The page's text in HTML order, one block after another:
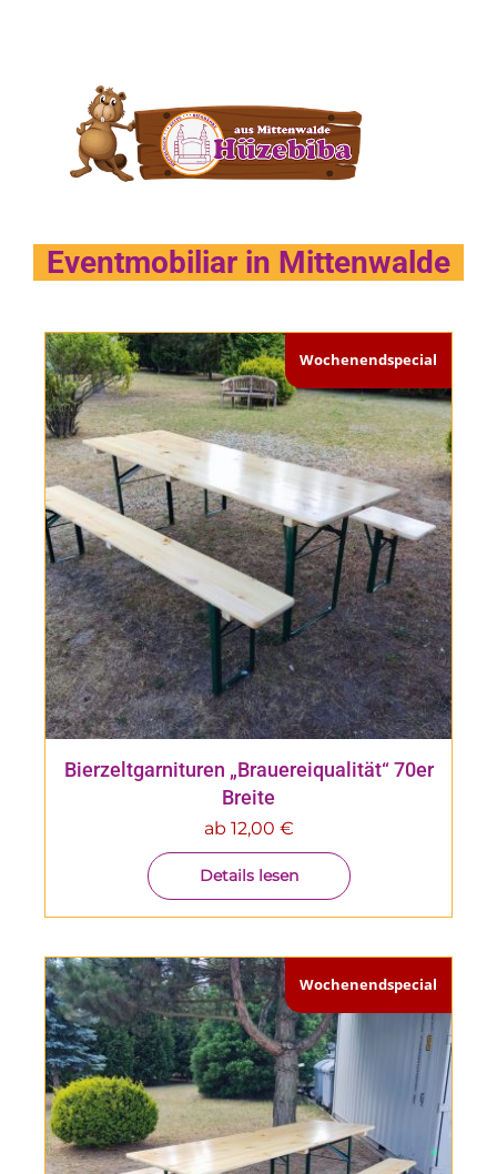
Eventmobiliar in Mittenwalde
Wochenendspecial
Bierzeltgarnituren „Brauereiqualität“ 70er
Breite
ab 12,00 €
Details lesen
Wochenendspecial